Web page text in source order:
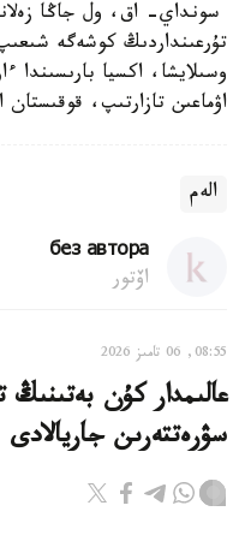
تۇرعىنداردىڭ كوشەگە
وسىلايشا، اكسيا بارىسىندا
اۋماعىن تازارتىپ، قوقىستان
الەم
без автора
اۆتور
08:55, 06 تامىز 2026
عالىمدار كۇن بەتىنىڭ
سۋرەتتەرىن جاريالادى